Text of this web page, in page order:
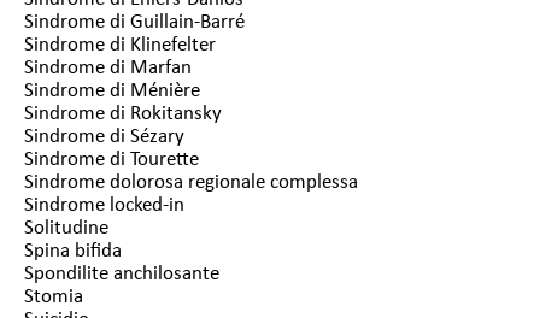
Sindrome di Guillain-Barré
Sindrome di Klinefelter
Sindrome di Marfan
Sindrome di Ménière
Sindrome di Rokitansky
Sindrome di Sézary
Sindrome di Tourette
Sindrome dolorosa regionale complessa
Sindrome locked-in
Solitudine
Spina bifida
Spondilite anchilosante
Stomia